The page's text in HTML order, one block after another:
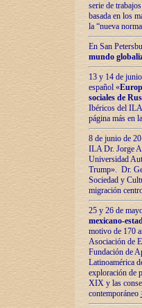
serie de
basada en los
la “nueva
En San
mundo
13 y 14 de
español «
sociales de
Ibéricos del ILA
página más en
8 de junio de
ILA Dr. Jorge
Universidad
Trump». Dr.
Sociedad y
migración
25 y 26 de
mexicano-
motivo de 170
Asociación de
Fundación de
Latinoamérica
exploración de
XIX y las
contemporáneo